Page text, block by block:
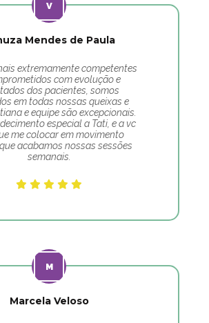
Mendes de Paula
extremamente competentes
com evolução e
dos pacientes, somos
em todas nossas queixas e
e equipe são excepcionais.
especial a Tati, e a vc
me colocar em movimento
acabamos nossas sessões
semanais.
Marcela Veloso